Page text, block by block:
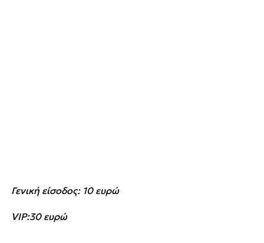
Γενική είσοδος: 10 ευρώ
VIP:30 ευρώ